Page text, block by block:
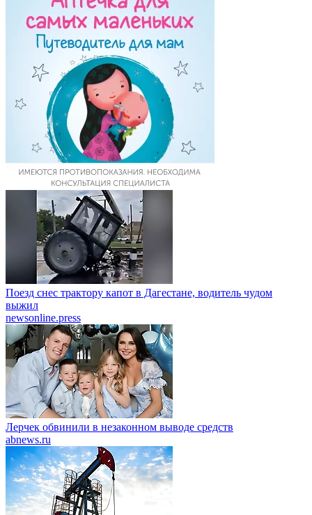
Поезд снес трактору капот в Дагестане, водитель чудом
выжил
newsonline.press
Лерчек обвинили в незаконном выводе средств
abnews.ru